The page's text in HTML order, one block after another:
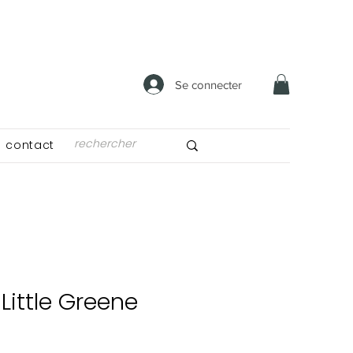
Se connecter
contact
Greene